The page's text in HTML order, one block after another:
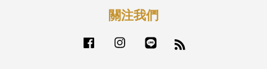
關注我們
Facebook Instagram